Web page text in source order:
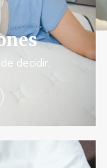
decidir.